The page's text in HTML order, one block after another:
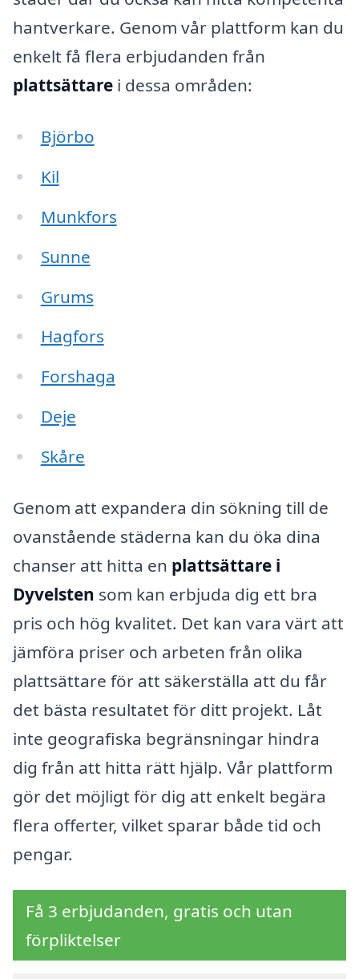
hantverkare. Genom vår plattform kan du
enkelt få flera erbjudanden från
plattsättare i dessa områden:
Björbo
Kil
Munkfors
Sunne
Grums
Hagfors
Forshaga
Deje
Skåre
Genom att expandera din sökning till de
ovanstående städerna kan du öka dina
chanser att hitta en plattsättare i
Dyvelsten som kan erbjuda dig ett bra
pris och hög kvalitet. Det kan vara värt att
jämföra priser och arbeten från olika
plattsättare för att säkerställa att du får
det bästa resultatet för ditt projekt. Låt
inte geografiska begränsningar hindra
dig från att hitta rätt hjälp. Vår plattform
gör det möjligt för dig att enkelt begära
flera offerter, vilket sparar både tid och
pengar.
Få 3 erbjudanden, gratis och utan
förpliktelser